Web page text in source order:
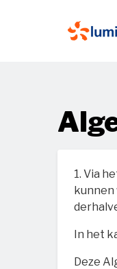
1. Via
kunnen
In het
Deze